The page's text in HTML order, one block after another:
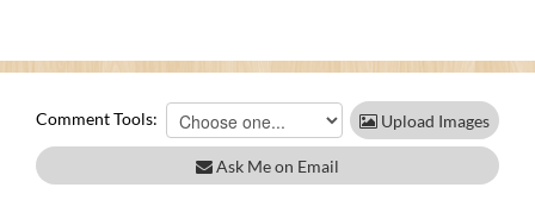
Comment Tools: Upload Images
Ask Me on Email